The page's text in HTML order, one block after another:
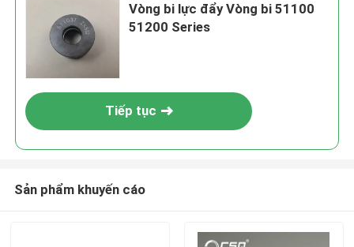
Vòng bi lực đẩy Vòng bi 51100
51200 Series
Tiếp tục
Sản phẩm khuyến cáo